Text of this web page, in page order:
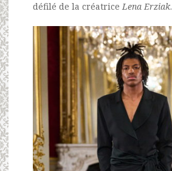
défilé de la créatriceLena Erziak.